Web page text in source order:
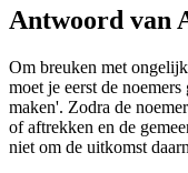
Antwoord van
Om breuken met
moet je eerst de
maken'. Zodra de
of aftrekken en de
niet om de uitkomst